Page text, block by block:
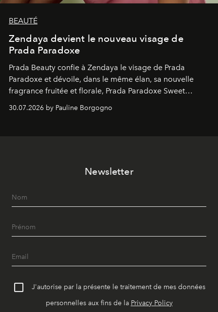
BEAUTÉ
Zendaya devient le nouveau visage de
Prada Paradoxe
Prada Beauty confie à Zendaya le visage de Prada
Paradoxe et dévoile, dans le même élan, sa nouvelle
fragrance fruitée et florale, Prada Paradoxe Sweet
Chemistry Eau de Parfum.
30.07.2026 by Pauline Borgogno
Newsletter
J'autorise par la présente le traitement de mes données
personnelles aux fins de la Privacy Policy